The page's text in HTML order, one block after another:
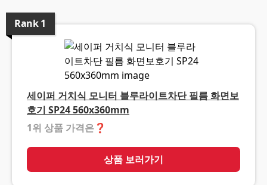
Rank1
세이퍼 거치식 모니터 블루라이트차단 필름 화면보
호기 SP24 560x360mm
1위 상품 가격은 ❓
상품 보러가기